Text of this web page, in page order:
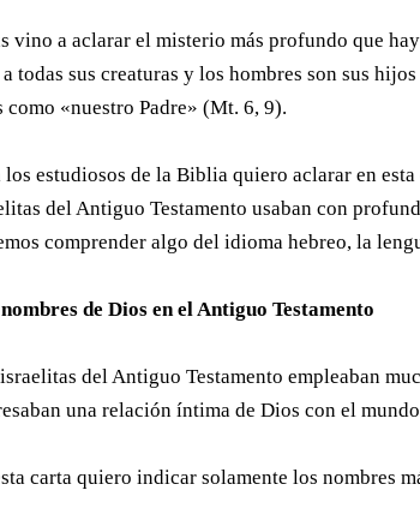
vino a aclarar el misterio más profundo que
a todas sus creaturas y los hombres son sus
como «nuestro Padre» (Mt. 6, 9).
los estudiosos de la Biblia quiero aclarar en
del Antiguo Testamento usaban con
comprender algo del idioma hebreo, la
de Dios en el Antiguo Testamento
del Antiguo Testamento empleaban
una relación íntima de Dios con el
carta quiero indicar solamente los nombres